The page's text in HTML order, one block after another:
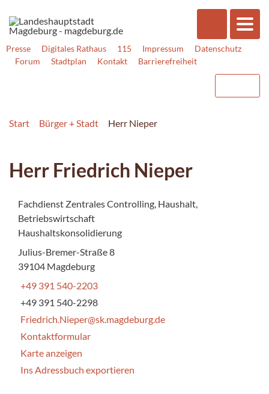
Presse Digitales Rathaus 115 Impressum
Datenschutz
Forum
Stadtplan Kontakt Barrierefreiheit
Start Bürger + Stadt Herr Nieper
Herr Friedrich Nieper
Fachdienst Zentrales Controlling, Haushalt,
Betriebswirtschaft
Haushaltskonsolidierung
Julius-Bremer-Straße 8
39104 Magdeburg
+49 391 540-2203
+49 391 540-2298
Friedrich.Nieper@sk.magdeburg.de
Kontaktformular
Karte anzeigen
Ins Adressbuch exportieren